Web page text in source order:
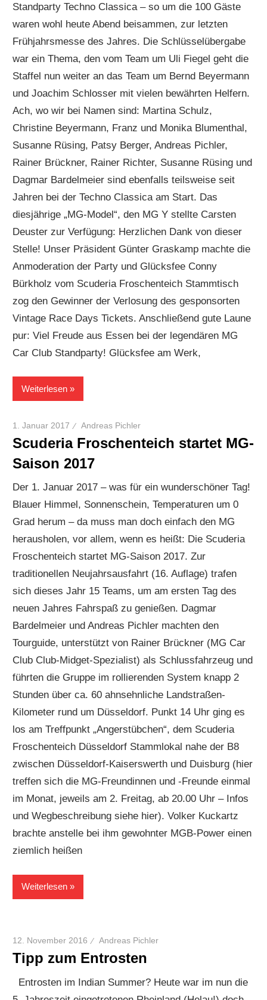
Standparty Techno Classica – so um die 100 Gäste
waren wohl heute Abend beisammen, zur letzten
Frühjahrsmesse des Jahres. Die Schlüsselübergabe
war ein Thema, den vom Team um Uli Fiegel geht die
Staffel nun weiter an das Team um Bernd Beyermann
und Joachim Schlosser mit vielen bewährten Helfern.
Ach, wo wir bei Namen sind: Martina Schulz,
Christine Beyermann, Franz und Monika Blumenthal,
Susanne Rüsing, Patsy Berger, Andreas Pichler,
Rainer Brückner, Rainer Richter, Susanne Rüsing und
Dagmar Bardelmeier sind ebenfalls teilsweise seit
Jahren bei der Techno Classica am Start. Das
diesjährige „MG-Model“, den MG Y stellte Carsten
Deuster zur Verfügung: Herzlichen Dank von dieser
Stelle! Unser Präsident Günter Graskamp machte die
Anmoderation der Party und Glücksfee Conny
Bürkholz vom Scuderia Froschenteich Stammtisch
zog den Gewinner der Verlosung des gesponsorten
Vintage Race Days Tickets. Anschließend gute Laune
pur: Viel Freude aus Essen bei der legendären MG
Car Club Standparty! Glücksfee am Werk,
Weiterlesen
1. Januar 2017 Andreas Pichler
Scuderia Froschenteich startet MG-
Saison 2017
Der 1. Januar 2017 – was für ein wunderschöner Tag!
Blauer Himmel, Sonnenschein, Temperaturen um 0
Grad herum – da muss man doch einfach den MG
herausholen, vor allem, wenn es heißt: Die Scuderia
Froschenteich startet MG-Saison 2017. Zur
traditionellen Neujahrsausfahrt (16. Auflage) trafen
sich dieses Jahr 15 Teams, um am ersten Tag des
neuen Jahres Fahrspaß zu genießen. Dagmar
Bardelmeier und Andreas Pichler machten den
Tourguide, unterstützt von Rainer Brückner (MG Car
Club Club-Midget-Spezialist) als Schlussfahrzeug und
führten die Gruppe im rollierenden System knapp 2
Stunden über ca. 60 ahnsehnliche Landstraßen-
Kilometer rund um Düsseldorf. Punkt 14 Uhr ging es
los am Treffpunkt „Angerstübchen“, dem Scuderia
Froschenteich Düsseldorf Stammlokal nahe der B8
zwischen Düsseldorf-Kaiserswerth und Duisburg (hier
treffen sich die MG-Freundinnen und -Freunde einmal
im Monat, jeweils am 2. Freitag, ab 20.00 Uhr – Infos
und Wegbeschreibung siehe hier). Volker Kuckartz
brachte anstelle bei ihm gewohnter MGB-Power einen
ziemlich heißen
Weiterlesen
12. November 2016 Andreas Pichler
Tipp zum Entrosten
Entrosten im Indian Summer? Heute war im nun die